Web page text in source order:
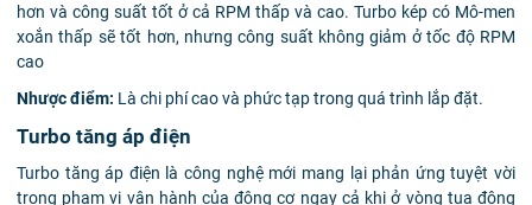
hơn và công suất tốt ở cả RPM thấp và cao. Turbo kép có Mô-men
xoắn thấp sẽ tốt hơn, nhưng công suất không giảm ở tốc độ RPM
cao
Nhược điểm: Là chi phí cao và phức tạp trong quá trình lắp đặt.
Turbo tăng áp điện
Turbo tăng áp điện là công nghệ mới mang lại phản ứng tuyệt vời
trong phạm vi vận hành của động cơ ngay cả khi ở vòng tua động